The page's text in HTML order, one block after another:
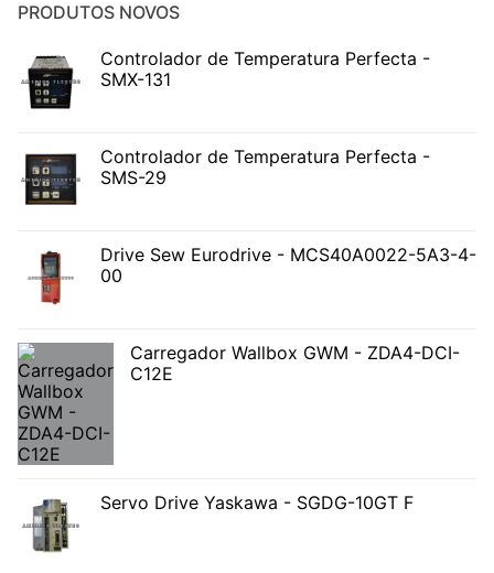
PRODUTOS NOVOS
Controlador de Temperatura Perfecta -
SMX-131
Controlador de Temperatura Perfecta -
SMS-29
Drive Sew Eurodrive - MCS40A0022-5A3-4-
00
Carregador Wallbox GWM - ZDA4-DCI-
C12E
Servo Drive Yaskawa - SGDG-10GT F